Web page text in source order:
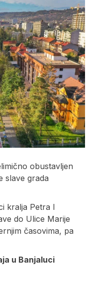
obustavljen
slave grada
kralja Petra I
do Ulice Marije
časovima, pa
u Banjaluci